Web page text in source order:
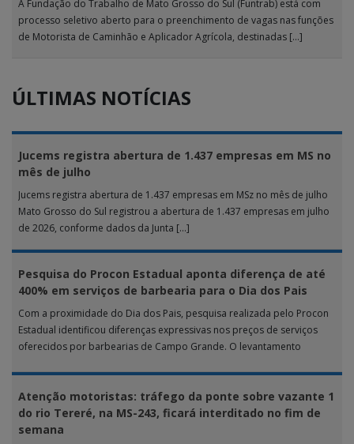
A Fundação do Trabalho de Mato Grosso do Sul (Funtrab) está com
processo seletivo aberto para o preenchimento de vagas nas funções
de Motorista de Caminhão e Aplicador Agrícola, destinadas […]
ÚLTIMAS NOTÍCIAS
Jucems registra abertura de 1.437 empresas em MS no
mês de julho
Jucems registra abertura de 1.437 empresas em MSz no mês de julho
Mato Grosso do Sul registrou a abertura de 1.437 empresas em julho
de 2026, conforme dados da Junta […]
Pesquisa do Procon Estadual aponta diferença de até
400% em serviços de barbearia para o Dia dos Pais
Com a proximidade do Dia dos Pais, pesquisa realizada pelo Procon
Estadual identificou diferenças expressivas nos preços de serviços
oferecidos por barbearias de Campo Grande. O levantamento
Atenção motoristas: tráfego da ponte sobre vazante 1
do rio Tereré, na MS-243, ficará interditado no fim de
semana